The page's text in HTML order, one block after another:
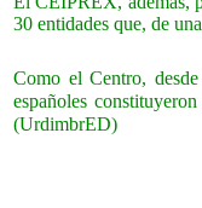
30 entidades que, de
Como el Centro,
españoles
(UrdimbrED)